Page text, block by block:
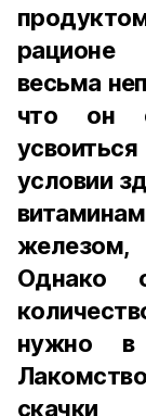
рационе
весьма
что он
условии
Однако
нужно в